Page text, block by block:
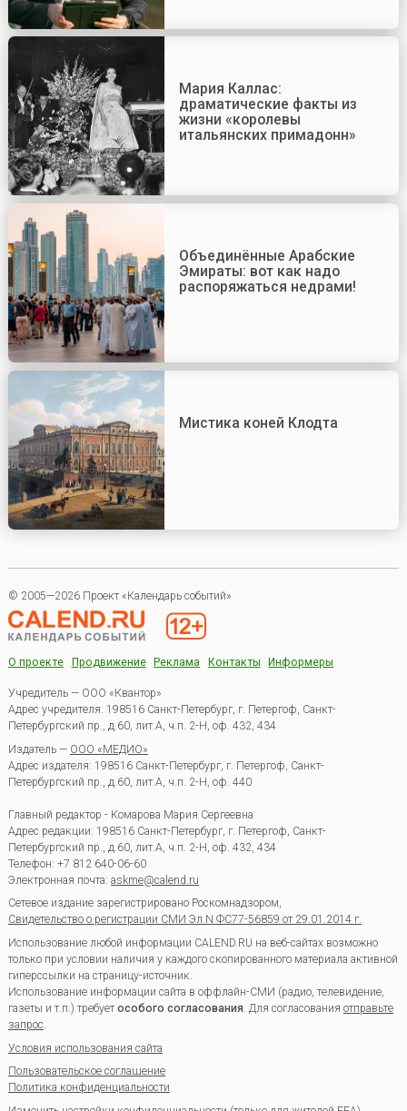
Мария Каллас:
драматические факты из
жизни «королевы
итальянских примадонн»
Объединённые Арабские
Эмираты: вот как надо
распоряжаться недрами!
Мистика коней Клодта
© 2005—2026 Проект «Календарь событий»
О проекте Продвижение Реклама Контакты Информеры
Учредитель — ООО «Квантор»
Адрес учредителя: 198516 Санкт-Петербург, г. Петергоф, Санкт-
Петербургский пр., д.60, лит.А, ч.п. 2-Н, оф. 432, 434
Издатель — ООО «МЕДИО»
Адрес издателя: 198516 Санкт-Петербург, г. Петергоф, Санкт-
Петербургский пр., д.60, лит.А, ч.п. 2-Н, оф. 440
Главный редактор - Комарова Мария Сергеевна
Адрес редакции: 198516 Санкт-Петербург, г. Петергоф, Санкт-
Петербургский пр., д.60, лит.А, ч.п. 2-Н, оф. 432, 434
Телефон: +7 812 640-06-60
Электронная почта: askme@calend.ru
Сетевое издание зарегистрировано Роскомнадзором,
Свидетельство о регистрации СМИ Эл.N ФС77-56859 от 29.01.2014 г.
Использование любой информации CALEND.RU на веб-сайтах возможно
только при условии наличия у каждого скопированного материала активной
гиперссылки на страницу-источник.
Использование информации сайта в оффлайн-СМИ (радио, телевидение,
газеты и т.п.) требуетособого согласования. Для согласования отправьте
запрос.
Условия использования сайта
Пользовательское соглашение
Политика конфиденциальности